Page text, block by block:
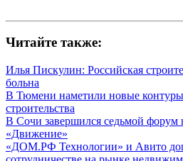
Читайте также:
Илья Пискулин: Российская
больна
В Тюмени наметили новые
строительства
В Сочи завершился седьмой форум
«Движение»
«ДОМ.РФ Технологии» и Авито